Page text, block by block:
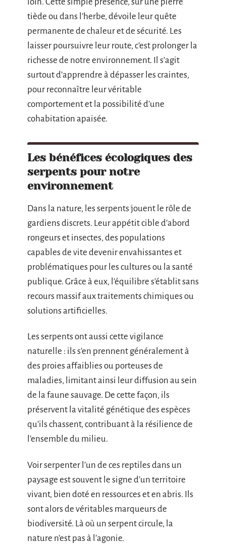
tiède ou dans l’herbe, dévoile leur quête
permanente de chaleur et de sécurité. Les
laisser poursuivre leur route, c’est prolonger la
richesse de notre environnement. Il s’agit
surtout d’apprendre à dépasser les craintes,
pour reconnaître leur véritable
comportement et la possibilité d’une
cohabitation apaisée.
Les bénéfices écologiques des
serpents pour notre
environnement
Dans la nature, les serpents jouent le rôle de
gardiens discrets. Leur appétit cible d’abord
rongeurs et insectes, des populations
capables de vite devenir envahissantes et
problématiques pour les cultures ou la santé
publique. Grâce à eux, l’équilibre s’établit sans
recours massif aux traitements chimiques ou
solutions artificielles.
Les serpents ont aussi cette vigilance
naturelle : ils s’en prennent généralement à
des proies affaiblies ou porteuses de
maladies, limitant ainsi leur diffusion au sein
de la faune sauvage. De cette façon, ils
préservent la vitalité génétique des espèces
qu’ils chassent, contribuant à la résilience de
l’ensemble du milieu.
Voir serpenter l’un de ces reptiles dans un
paysage est souvent le signe d’un territoire
vivant, bien doté en ressources et en abris. Ils
sont alors de véritables marqueurs de
biodiversité. Là où un serpent circule, la
nature n’est pas à l’agonie.